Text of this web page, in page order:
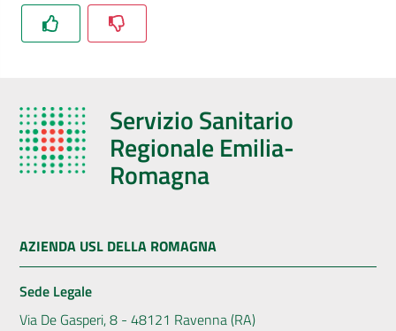
Servizio Sanitario
Regionale Emilia-
Romagna
AZIENDA USL DELLA ROMAGNA
Sede Legale
Via De Gasperi, 8 - 48121 Ravenna (RA)